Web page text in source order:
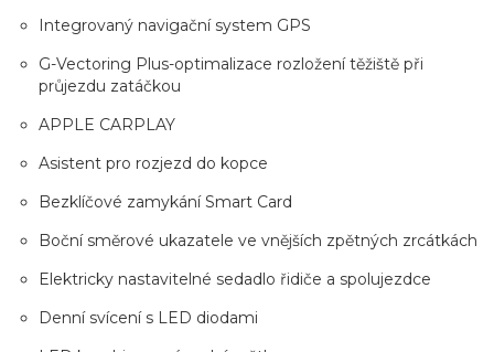
Integrovaný navigační system GPS
G-Vectoring Plus-optimalizace rozložení těžiště při
průjezdu zatáčkou
APPLE CARPLAY
Asistent pro rozjezd do kopce
Bezklíčové zamykání Smart Card
Boční směrové ukazatele ve vnějších zpětných zrcátkách
Elektricky nastavitelné sedadlo řidiče a spolujezdce
Denní svícení s LED diodami